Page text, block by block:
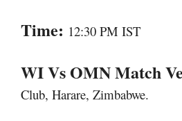
Time: 12:30 PM IST
WI Vs OMN Match
Club, Harare, Zimbabwe.